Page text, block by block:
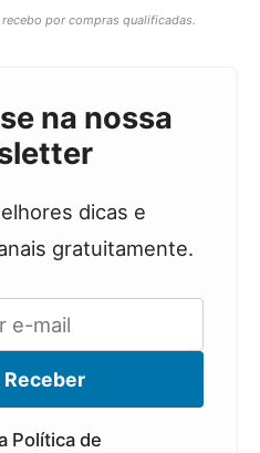
por compras qualificadas.
na nossa
dicas e
gratuitamente.
Receber
Política de